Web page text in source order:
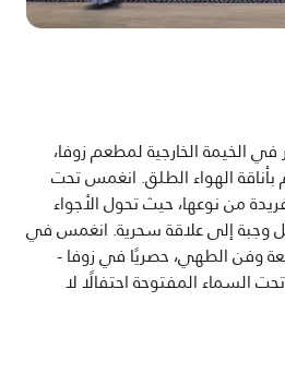
الخيمة الخارجية لمطعم زوفا،
الهواء الطلق. انغمس تحت
من نوعها، حيث تحول الأجواء
كل وجبة إلى علاقة سحرية. انغمس في
وفن الطهي، حصريًا في زوفا -
السماء المفتوحة احتفالًا لا